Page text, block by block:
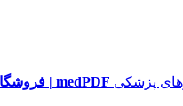
medPDF | فروشگاه آنلاین کتاب و ویدئوهای پزشکی